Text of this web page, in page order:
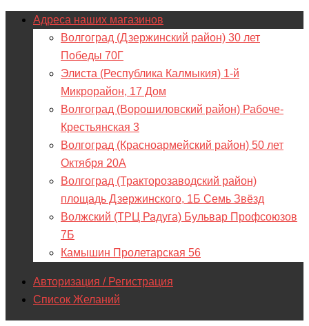
Адреса наших магазинов
Волгоград (Дзержинский район) 30 лет
Победы 70Г
Элиста (Республика Калмыкия) 1-й
Микрорайон, 17 Дом
Волгоград (Ворошиловский район) Рабоче-
Крестьянская 3
Волгоград (Красноармейский район) 50 лет
Октября 20А
Волгоград (Тракторозаводский район)
площадь Дзержинского, 1Б Семь Звёзд
Волжский (ТРЦ Радуга) Бульвар Профсоюзов
7Б
Камышин Пролетарская 56
Авторизация / Регистрация
Список Желаний